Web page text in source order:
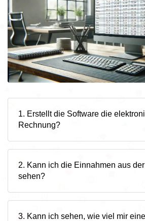
1. Erstellt die Software die
Rechnung?
2. Kann ich die Einnahmen aus
sehen?
3. Kann ich sehen, wie viel mir